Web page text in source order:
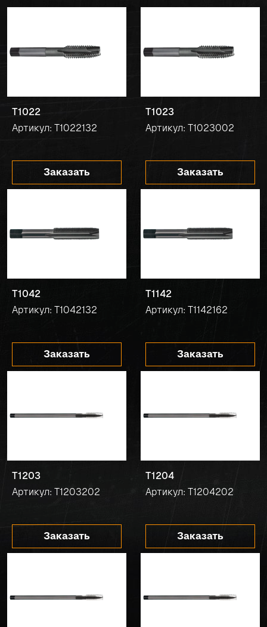
T1022
Артикул: T1022132
Заказать
T1023
Артикул: T1023002
Заказать
T1042
Артикул: T1042132
Заказать
T1142
Артикул: T1142162
Заказать
T1203
Артикул: T1203202
Заказать
T1204
Артикул: T1204202
Заказать